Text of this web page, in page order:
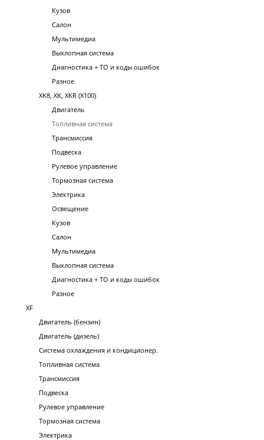
Кузов
Салон
Мультимедиа
Выхлопная система
Диагностика + ТО и коды ошибок
Разное
XK8, XK, XKR (X100)
Двигатель
Топливная система
Трансмиссия
Подвеска
Рулевое управление
Тормозная система
Электрика
Освещение
Кузов
Салон
Мультимедиа
Выхлопная система
Диагностика + ТО и коды ошибок
Разное
XF
Двигатель (бензин)
Двигатель (дизель)
Система охлаждения и кондиционер.
Топливная система
Трансмиссия
Подвеска
Рулевое управление
Тормозная система
Электрика